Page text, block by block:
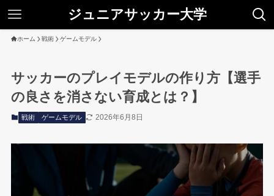
ジュニアサッカー大学
ホーム 戦術 ゲームモデル
サッカーのプレイモデルの作り方【選手
の良さを消さない育成とは？】
戦術 ゲームモデル 2026年6月8日